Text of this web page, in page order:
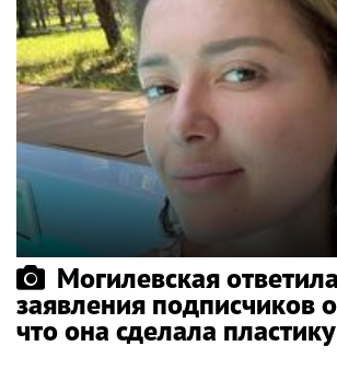
Могилевская
заявления подписчиков
что она сделала пластику